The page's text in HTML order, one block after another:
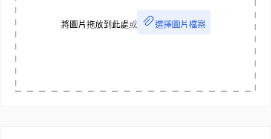
將圖片拖放到此處或 選擇圖片檔案